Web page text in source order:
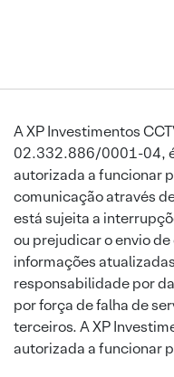
A XP Investimentos
02.332.886/0001-04,
autorizada a funcionar
comunicação através
está sujeita a
ou prejudicar o envio
informações
responsabilidade por
por força de falha de
terceiros. A XP
autorizada a funcionar